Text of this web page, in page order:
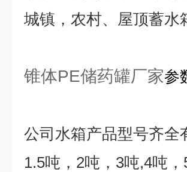
城镇，农村、屋顶蓄水
锥体PE储药罐厂家参
公司水箱产品型号齐全
1.5吨， 2吨， 3吨,4吨，